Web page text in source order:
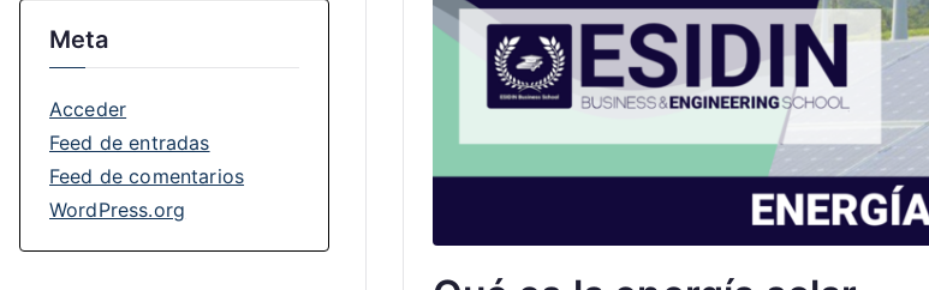
Meta
Acceder
Feed de entradas
Feed de comentarios
WordPress.org